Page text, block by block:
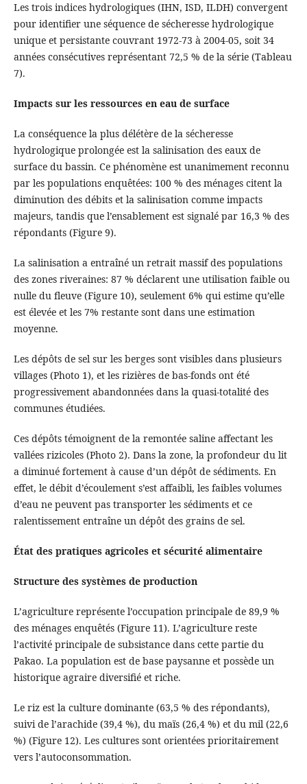
Les trois indices hydrologiques (IHN, ISD, ILDH) convergent
pour identifier une séquence de sécheresse hydrologique
unique et persistante couvrant 1972-73 à 2004-05, soit 34
années consécutives représentant 72,5 % de la série (Tableau
7).
Impacts sur les ressources en eau de surface
La conséquence la plus délétère de la sécheresse
hydrologique prolongée est la salinisation des eaux de
surface du bassin. Ce phénomène est unanimement reconnu
par les populations enquêtées: 100 % des ménages citent la
diminution des débits et la salinisation comme impacts
majeurs, tandis que l’ensablement est signalé par 16,3 % des
répondants (Figure 9).
La salinisation a entraîné un retrait massif des populations
des zones riveraines: 87 % déclarent une utilisation faible ou
nulle du fleuve (Figure 10), seulement 6% qui estime qu’elle
est élevée et les 7% restante sont dans une estimation
moyenne.
Les dépôts de sel sur les berges sont visibles dans plusieurs
villages (Photo 1), et les rizières de bas-fonds ont été
progressivement abandonnées dans la quasi-totalité des
communes étudiées.
Ces dépôts témoignent de la remontée saline affectant les
vallées rizicoles (Photo 2). Dans la zone, la profondeur du lit
a diminué fortement à cause d’un dépôt de sédiments. En
effet, le débit d’écoulement s’est affaibli, les faibles volumes
d’eau ne peuvent pas transporter les sédiments et ce
ralentissement entraîne un dépôt des grains de sel.
État des pratiques agricoles et sécurité alimentaire
Structure des systèmes de production
L’agriculture représente l’occupation principale de 89,9 %
des ménages enquêtés (Figure 11). L’agriculture reste
l’activité principale de subsistance dans cette partie du
Pakao. La population est de base paysanne et possède un
historique agraire diversifié et riche.
Le riz est la culture dominante (63,5 % des répondants),
suivi de l’arachide (39,4 %), du maïs (26,4 %) et du mil (22,6
%) (Figure 12). Les cultures sont orientées prioritairement
vers l’autoconsommation.